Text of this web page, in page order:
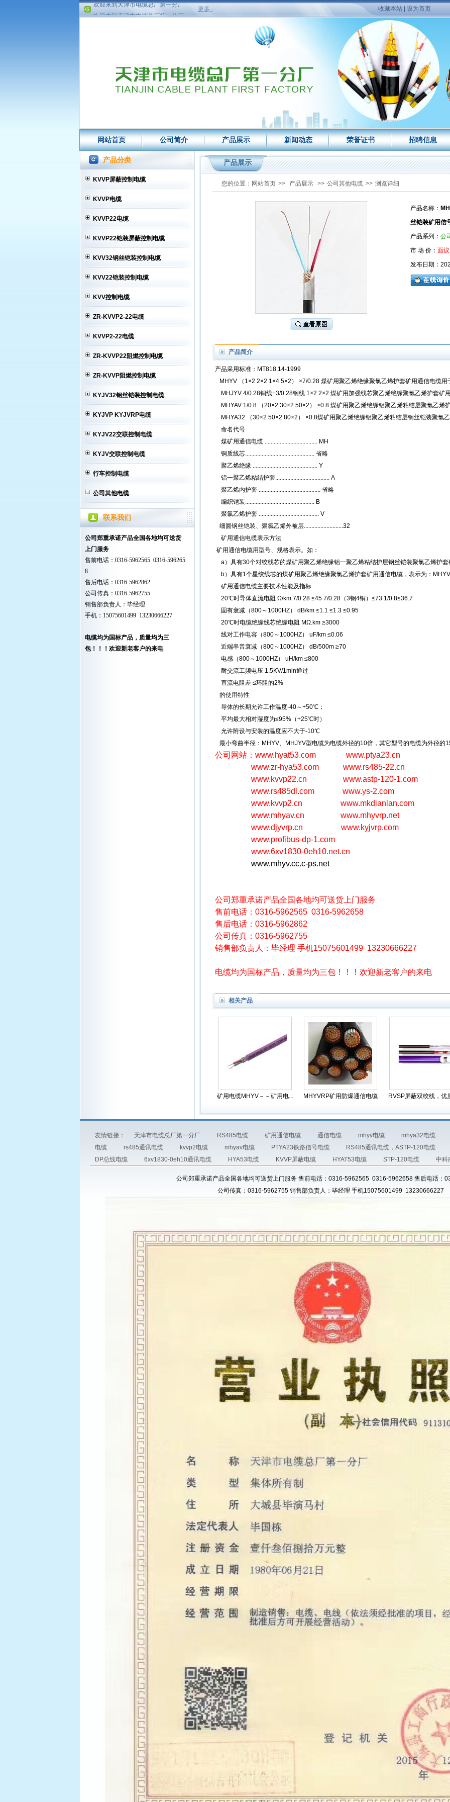
欢迎来到天津市电缆总厂第一分厂
欢迎来到天津市电缆总厂第一分厂
更多.. 收藏本站| 设为首页
网站首页 公司简介 产品展示 新闻动态 荣誉证书 招聘信息
产品分类
KVVP屏蔽控制电缆
KVVP电缆
KVVP22电缆
KVVP22铠装屏蔽控制电缆
KVV32钢丝铠装控制电缆
KVV22铠装控制电缆
KVV控制电缆
ZR-KVVP2-22电缆
KVVP2-22电缆
ZR-KVVP22阻燃控制电缆
ZR-KVVP阻燃控制电缆
KYJV32钢丝铠装控制电缆
KYJVP KYJVRP电缆
KYJV22交联控制电缆
KYJV交联控制电缆
行车控制电缆
公司其他电缆
联系我们
公司郑重承诺产品全国各地均可送货
上门服务
售前电话：0316-5962565 0316-596265
8
售后电话：0316-5962862
公司传真：0316-5962755
销售部负责人：毕经理
手机：15075601499 13230666227
电缆均为国标产品，质量均为三
包！！！欢迎新老客户的来电
产品展示
您的位置： 网站首页 >> 产品展示 >> 公司其他电缆 >> 浏览详细
产品名称：
丝铠装矿用信
产品系列： 公
市 场 价： 面议
发布日期：
产品简介
产品采用标准：MT818.14-1999
MHYV
（1×2 2×2 1×4 5×2） ×7/0.28 煤矿用聚乙烯绝缘聚氯乙烯护套矿用通信电缆
MHJYV 4/0.28铜线+3/0.28钢线 1×2 2×2 煤矿用加强线芯聚乙烯绝缘聚氯乙烯护套矿
MHYAV 1/0.8
（20×2 30×2 50×2） ×0.8 煤矿用聚乙烯绝缘铝聚乙烯粘结层聚氯乙烯
MHYA32
（30×2 50×2 80×2） ×0.8煤矿用聚乙烯绝缘铝聚乙烯粘结层钢丝铠装聚氯
命名代号
煤矿用通信电缆 ................................... MH
铜质线芯.............................................. 省略
聚乙烯绝缘 ........................................... Y
铝一聚乙烯粘结护套.................................... A
聚乙烯内护套 ......................................... 省略
编织铠装.............................................. B
聚氯乙烯护套 ........................................ V
细圆钢丝铠装、聚氯乙烯外被层..........................32
矿用通信电缆表示方法
矿用通信电缆用型号、规格表示。如：
a）具有30个对绞线芯的煤矿用聚乙烯绝缘铝一聚乙烯粘结护层钢丝铠装聚氯乙烯护
b）具有1个星绞线芯的煤矿用聚乙烯绝缘聚氯乙烯护套矿用通信电缆，表示为：
矿用通信电缆主要技术性能及指标
20℃时导体直流电阻 Ω/km 7/0.28 ≤45 7/0.28（3钢4铜）≤73 1/0.8≤36.7
固有衰减（800～1000HZ） dB/km ≤1.1 ≤1.3 ≤0.95
20℃时电缆绝缘线芯绝缘电阻 MΩ.km ≥3000
线对工作电容（800～1000HZ） uF/km ≤0.06
近端串音衰减（800～1000HZ） dB/500m ≥70
电感（800～1000HZ） uH/km ≤800
耐交流工频电压 1.5KV/1min通过
直流电阻差 ≤环阻的2%
的使用特性
导体的长期允许工作温度-40～+50℃；
平均最大相对湿度为≤95%（+25℃时）
允许附设与安装的温度应不大于-10℃
最小弯曲半径：MHYV、MHJYV型电缆为电缆外径的10倍，其它型号的电缆为外径的
公司网站： www.hyat53.com
www.ptya23.cn
www.zr-hya53.com
www.rs485-22.cn
www.kvvp22.cn
www.astp-120-1.com
www.rs485dl.com
www.ys-2.com
www.kvvp2.cn
www.mkdianlan.com
www.mhyav.cn
www.mhyvrp.net
www.djyvrp.cn
www.kyjvrp.com
www.profibus-dp-1.com
www.6xv1830-0eh10.net.cn
www.mhyv.cc.c-ps.net
公司郑重承诺产品全国各地均可送货上门服务
售前电话：0316-5962565 0316-5962658
售后电话：0316-5962862
公司传真：0316-5962755
销售部负责人：毕经理 手机15075601499 13230666227
电缆均为国标产品，质量均为三包！！！欢迎新老客户的来电
相关产品
矿用电缆MHYV－－矿用电... MHYVRP矿用防爆通信电缆 RVSP屏蔽双绞线，优
友情链接： 天津市电缆总厂第一分厂 RS485电缆 矿用通信电缆 通信电缆 mhyv电缆
mhya32电缆
电缆
rs485通讯电缆 kvvp2电缆 mhyav电缆 PTYA23铁路信号电缆
RS485通讯电缆，ASTP-120电缆
DP总线电缆
6xv1830-0eh10通讯电缆 HYA53电缆 KVVP屏蔽电缆 HYAT53电缆 STP-120电缆 中科
公司郑重承诺产品全国各地均可送货上门服务 售前电话：0316-5962565 0316-5962658 售后电话：
公司传真：0316-5962755 销售部负责人：毕经理 手机15075601499 13230666227